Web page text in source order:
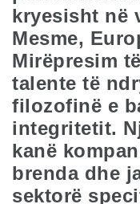
kryesisht në
Mesme,
Mirëpresim
talente të
filozofinë e
integritetit.
kanë
brenda dhe
sektorë